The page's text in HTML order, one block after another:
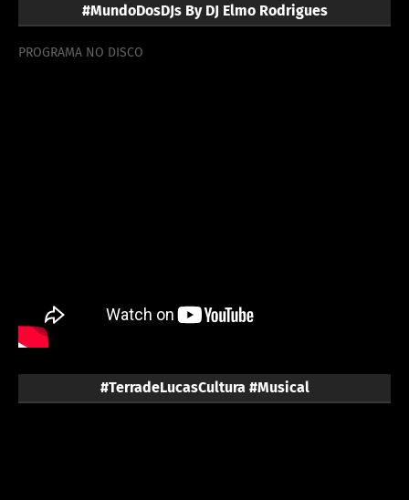
#MundoDosDJs By DJ Elmo Rodrigues
PROGRAMA NO DISCO
#TerradeLucasCultura #Musical